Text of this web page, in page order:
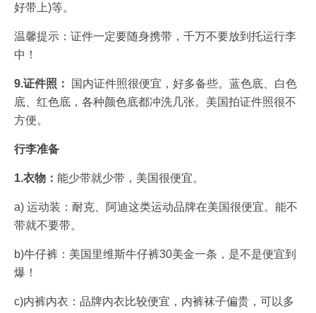
好带上)等。
温馨提示：证件一定要随身携带，千万不要放到托运行李
中！
9.证件照：
国内证件照很便宜，好多备些。蓝色底、白色
底、红色底，各种颜色底都冲洗几张。美国拍证件照很不
方便。
行李准备
1.衣物： 能少带就少带，美国很便宜。
a) 运动装：耐克、阿迪这类运动品牌在美国很便宜。能不
带就不要带。
b)牛仔裤：美国里维斯牛仔裤30美金一条，是不是便宜到
爆！
c)内裤内衣：品牌内衣比较便宜，内裤袜子偏贵，可以多